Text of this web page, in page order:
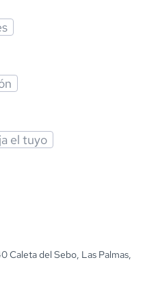
el tuyo
Caleta del Sebo, Las Palmas,